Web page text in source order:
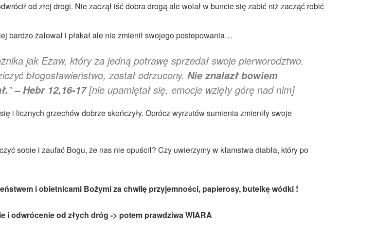
od złej drogi. Nie zaczął iść dobra drogą ale wolał w buncie się zabić niż zacząć robić
bardzo żałował i płakał ale nie zmienił swojego postepowania…
jak Ezaw, który za jedną potrawę sprzedał swoje pierworodztwo.
błogosławieństwo, został odrzucony. Nie znalazł bowiem
”– Hebr 12,16-17[nie upamiętał się, emocje wzięły górę nad nim]
i licznych grzechów dobrze skończyły. Oprócz wyrzutów sumienia zmieniły swoje
sobie i zaufać Bogu, że nas nie opuścił? Czy uwierzymy w kłamstwa diabła, który po
i obietnicami Bożymi za chwilę przyjemności, papierosy, butelkę wódki !
i odwrócenie od złych dróg -> potem prawdziwa WIARA